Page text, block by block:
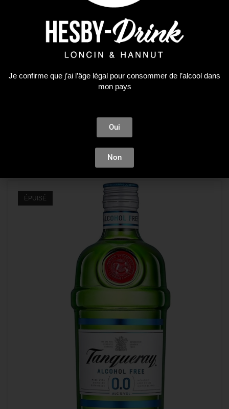
0 Alcool
20,61€
AJOUTER AU PANIER
ÉPUISÉ
Je confirme que j’ai l’âge légal pour consommer de l’alcool dans
mon pays
Oui
Non